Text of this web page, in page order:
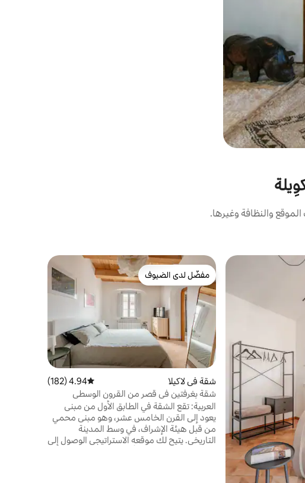
والنظافة وغيرها.
مفضّل لدى الضيوف
مفضّل لدى الضيوف
شقة في لاكيلا متوسط التقييم 4.94 من 5، 182 مراجعات
4.94 (182)
شقة بغرفتين في قصر من القرون الوسطى
العربية: تقع الشقة في الطابق الأول من مبنى
يعود إلى القرن الخامس عشر، وهو مبنى محمي
من قبل هيئة الإشراف، في وسط المدينة
التاريخي. يتيح لك موقعه الاستراتيجي الوصول إلى